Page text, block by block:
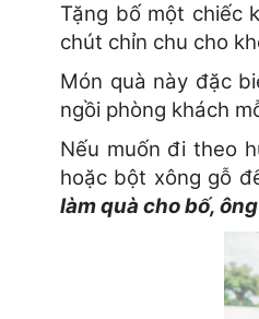
Tặng bố một chiếc
chút chỉn chu cho
Món quà này đặc
ngồi phòng khách
Nếu muốn đi theo
hoặc bột xông gỗ
làm quà cho bố,